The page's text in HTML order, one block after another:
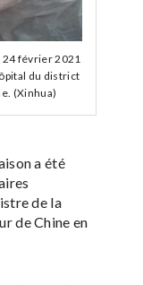
février 2021
du district
(Xinhua)
a été
de la
de Chine en